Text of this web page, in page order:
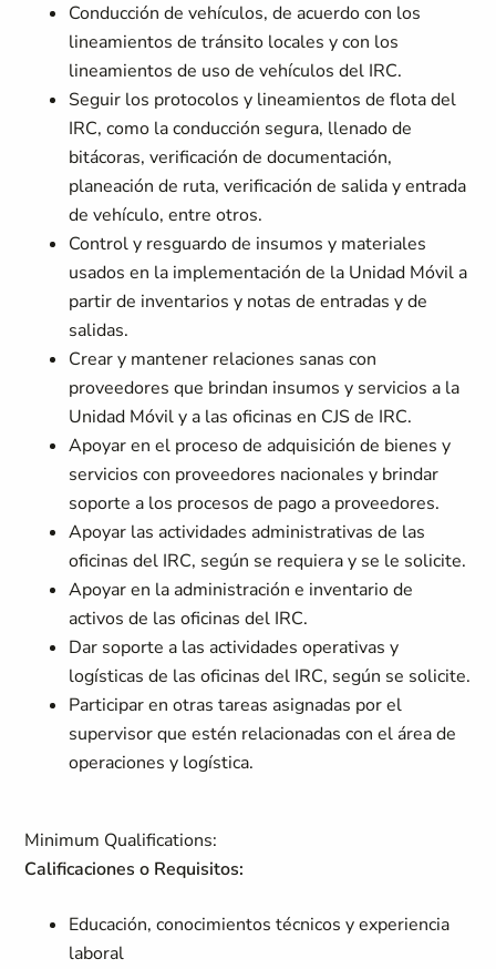
Conducción de vehículos, de acuerdo con los
lineamientos de tránsito locales y con los
lineamientos de uso de vehículos del IRC.
Seguir los protocolos y lineamientos de flota del
IRC, como la conducción segura, llenado de
bitácoras, verificación de documentación,
planeación de ruta, verificación de salida y entrada
de vehículo, entre otros.
Control y resguardo de insumos y materiales
usados en la implementación de la Unidad Móvil a
partir de inventarios y notas de entradas y de
salidas.
Crear y mantener relaciones sanas con
proveedores que brindan insumos y servicios a la
Unidad Móvil y a las oficinas en CJS de IRC.
Apoyar en el proceso de adquisición de bienes y
servicios con proveedores nacionales y brindar
soporte a los procesos de pago a proveedores.
Apoyar las actividades administrativas de las
oficinas del IRC, según se requiera y se le solicite.
Apoyar en la administración e inventario de
activos de las oficinas del IRC.
Dar soporte a las actividades operativas y
logísticas de las oficinas del IRC, según se solicite.
Participar en otras tareas asignadas por el
supervisor que estén relacionadas con el área de
operaciones y logística.
Minimum Qualifications:
Calificaciones o Requisitos:
Educación, conocimientos técnicos y experiencia
laboral